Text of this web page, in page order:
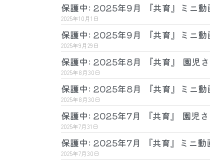
保護中: 2025年9月 『共育』ミニ動
2025年10月1日
保護中: 2025年9月 『共育』ミニ動
2025年9月29日
保護中: 2025年8月 『共育』 園児
2025年8月30日
保護中: 2025年8月 『共育』ミニ動
2025年8月30日
保護中: 2025年7月 『共育』 園児
2025年7月31日
保護中: 2025年7月 『共育』ミニ動
2025年7月30日